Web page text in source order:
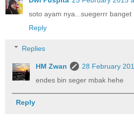
soto ayam nya...suegerrr banget
Reply
Replies
HM Zwan
28 February
endes bin seger mbak hehe
Reply